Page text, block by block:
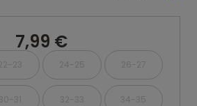
7,99 €
23 24-25 26-27
30-31 32-33 34-35